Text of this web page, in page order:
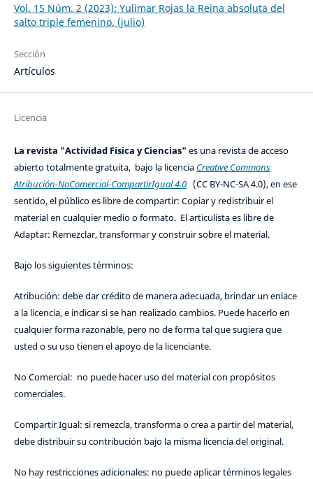
Vol. 15 Núm. 2 (2023): Yulimar Rojas la Reina absoluta del
salto triple femenino. (julio)
Sección
Artículos
Licencia
La revista "Actividad Física y Ciencias" es una revista de acceso
abierto totalmente gratuita, bajo la licencia Creative Commons
Atribución-NoComercial-CompartirIgual 4.0(CC BY-NC-SA 4.0), en ese
sentido, el público es libre de compartir: Copiar y redistribuir el
material en cualquier medio o formato. El articulista es libre de
Adaptar: Remezclar, transformar y construir sobre el material.
Bajo los siguientes términos:
Atribución: debe dar crédito de manera adecuada, brindar un enlace
a la licencia, e indicar si se han realizado cambios. Puede hacerlo en
cualquier forma razonable, pero no de forma tal que sugiera que
usted o su uso tienen el apoyo de la licenciante.
No Comercial: no puede hacer uso del material con propósitos
comerciales.
Compartir Igual: si remezcla, transforma o crea a partir del material,
debe distribuir su contribución bajo la misma licencia del original.
No hay restricciones adicionales: no puede aplicar términos legales